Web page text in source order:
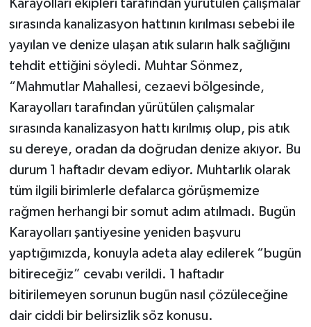
Karayolları ekipleri tarafından yürütülen çalışmalar
sırasında kanalizasyon hattının kırılması sebebi ile
yayılan ve denize ulaşan atık suların halk sağlığını
tehdit ettiğini söyledi. Muhtar Sönmez,
“Mahmutlar Mahallesi, cezaevi bölgesinde,
Karayolları tarafından yürütülen çalışmalar
sırasında kanalizasyon hattı kırılmış olup, pis atık
su dereye, oradan da doğrudan denize akıyor. Bu
durum 1 haftadır devam ediyor. Muhtarlık olarak
tüm ilgili birimlerle defalarca görüşmemize
rağmen herhangi bir somut adım atılmadı. Bugün
Karayolları şantiyesine yeniden başvuru
yaptığımızda, konuyla adeta alay edilerek “bugün
bitireceğiz” cevabı verildi. 1 haftadır
bitirilemeyen sorunun bugün nasıl çözüleceğine
dair ciddi bir belirsizlik söz konusu.